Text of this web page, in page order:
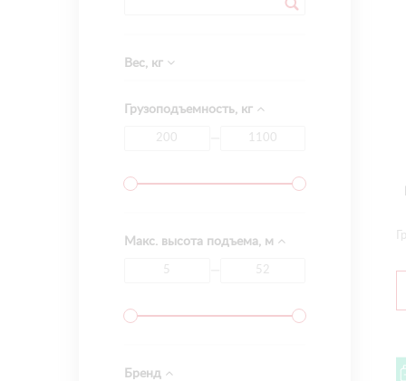
Вес, кг
Грузоподъемность, кг
Макс. высота подъема, м
Бренд